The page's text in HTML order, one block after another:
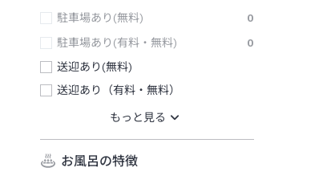
駐車場あり(無料)
0
駐車場あり(有料・無料)
0
送迎あり(無料)
送迎あり（有料・無料）
お風呂の特徴